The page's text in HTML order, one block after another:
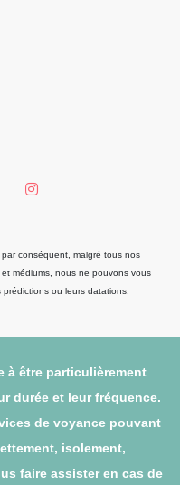
conséquent, malgré tous nos
médiums, nous ne pouvons vous
ou leurs datations.
à être particulièrement
durée et leur fréquence.
de voyance pouvant
isolement,
faire assister en cas de